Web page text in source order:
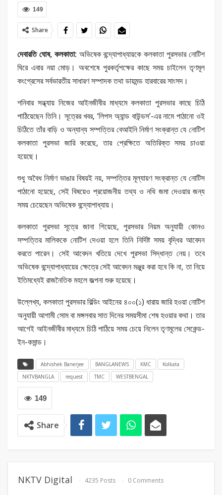
149
Share
দেবারতি ঘোষ, কলকাতা: অভিষেক বন্দ্যোপাধ্যায়কে কলকাতা পুরসভার নোটিশ
ঘিরে এবার নয়া মোড়। অবশেষে পুরকর্তৃপক্ষের কাছে সময় চাইলেন তৃণমূল
কংগ্রেসের সর্বভারতীয় সাধারণ সম্পাদক তথা ডায়মন্ড হারবারের সাংসদ।
শনিবার সন্ধ্যায় নিজের আইনজীবীর মাধ্যমে কলকাতা পুরসভার কাছে চিঠি
পাঠিয়েছেন তিনি। সূত্রের খবর, ‘লিপস অ্যান্ড বাউন্ডস’-এর নামে পাঠানো ওই
চিঠিতে তাঁর বাড়ি ও অন্যান্য সম্পত্তির বেআইনি নির্মাণ সংক্রান্ত যে নোটিশ
কলকাতা পুরসভা জারি করেছে, তার প্রেক্ষিতে অতিরিক্ত সময় চাওয়া
হয়েছে।
শুধু অবৈধ নির্মাণ ভাঙার বিষয়ই নয়, সম্পত্তির মূল্যায়ণ সংক্রান্ত যে নোটিস
পাঠানো হয়েছে, সেই বিষয়েও প্রয়োজনীয় তথ্য ও নথি জমা দেওয়ার জন্য
সময় চেয়েছেন অভিষেক বন্দ্যোপাধ্যায়।
কলকাতা পুরসভা সূত্রে জানা গিয়েছে, পুরসভার নিয়ম অনুযায়ী কোনও
সম্পত্তির মালিককে নোটিশ দেওয়া হলে তিনি নির্দিষ্ট সময় বৃদ্ধির আবেদন
করতে পারেন। সেই আবেদন খতিয়ে দেখে পুরসভা সিদ্ধান্ত নেয়। তবে
অভিষেক বন্দ্যোপাধ্যায়ের ক্ষেত্রে সেই আবেদন মঞ্জুর করা হবে কি না, তা নিয়ে
ইতিমধ্যেই রাজনৈতিক মহলে জল্পনা শুরু হয়েছে।
উল্লেখ্য, কলকাতা পুরসভার বিল্ডিং আইনের ৪০০(১) ধারায় জারি হওয়া নোটিশ
অনুযায়ী আগামী সোম বা মঙ্গলবার সাত দিনের সময়সীমা শেষ হওয়ার কথা। তার
আগেই আইনজীবীর মাধ্যমে চিঠি পাঠিয়ে সময় চেয়ে নিলেন তৃণমূলের সেকেন্ড-
ইন-কমান্ড।
Abhishek Banerjee BANGLANEWS KMC
Kolkata
NKTVBANGLA
request TMC WESTBENGAL
149
Share
NKTV Digital 4235 Posts 0 Comments